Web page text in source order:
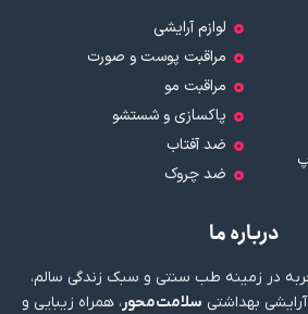
لوازم آرایشی
مراقبت پوست و صورت
مراقبت مو
پاکسازی و شستشو
ضد آفتاب
ضد چروک
درباره ما
در زمینه طب سنتی و سبک زندگی سالم،
بهداشتی سلامت‌محور، همراه زیبایی و